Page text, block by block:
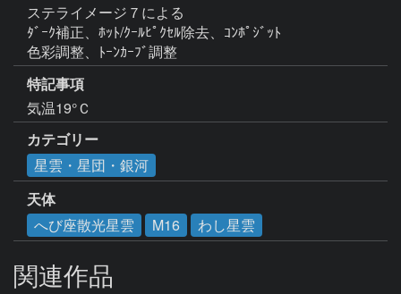
ステライメージ７による
ﾀﾞｰｸ補正、ﾎｯﾄ/ｸｰﾙﾋﾟｸｾﾙ除去、ｺﾝﾎﾟｼﾞｯﾄ
色彩調整、ﾄｰﾝｶｰﾌﾞ調整
特記事項
気温19°Ｃ
カテゴリー
星雲・星団・銀河
天体
へび座散光星雲
M16 わし星雲
関連作品